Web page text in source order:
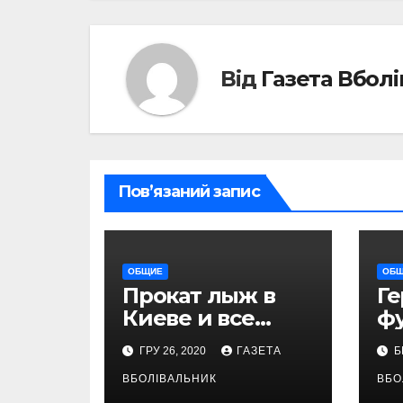
Від Газета
Пов’язаний запис
ОБЩИЕ
Прокат лыж в
Киеве и все
необходимые
работы над
снаряжением,
ГРУ 26, 2020 ГАЗЕТА
ВБОЛІВАЛЬНИК